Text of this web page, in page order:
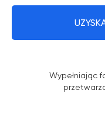
Wypełniając